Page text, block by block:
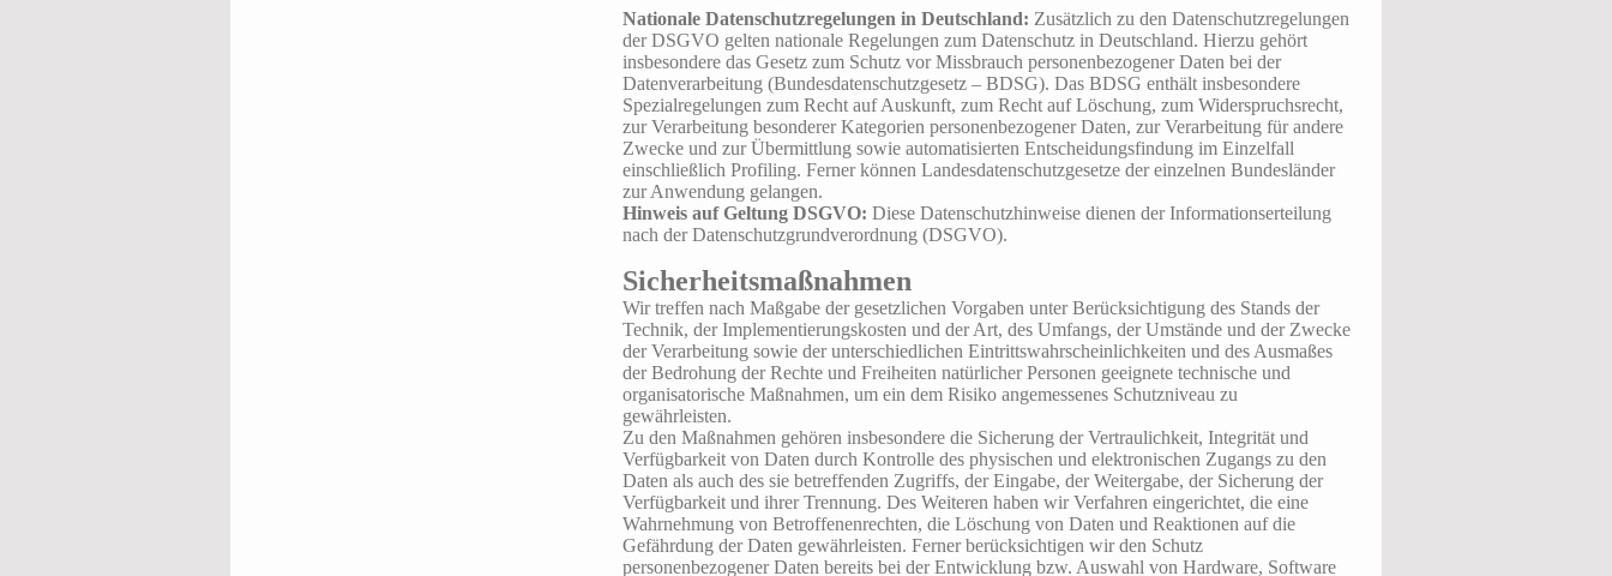
Nationale Datenschutzregelungen in Deutschland: Zusätzlich zu den Datenschutzregelungen
der DSGVO gelten nationale Regelungen zum Datenschutz in Deutschland. Hierzu gehört
insbesondere das Gesetz zum Schutz vor Missbrauch personenbezogener Daten bei der
Datenverarbeitung (Bundesdatenschutzgesetz – BDSG). Das BDSG enthält insbesondere
Spezialregelungen zum Recht auf Auskunft, zum Recht auf Löschung, zum Widerspruchsrecht,
zur Verarbeitung besonderer Kategorien personenbezogener Daten, zur Verarbeitung für andere
Zwecke und zur Übermittlung sowie automatisierten Entscheidungsfindung im Einzelfall
einschließlich Profiling. Ferner können Landesdatenschutzgesetze der einzelnen Bundesländer
zur Anwendung gelangen.
Hinweis auf Geltung DSGVO: Diese Datenschutzhinweise dienen der Informationserteilung
nach der Datenschutzgrundverordnung (DSGVO).
Sicherheitsmaßnahmen
Wir treffen nach Maßgabe der gesetzlichen Vorgaben unter Berücksichtigung des Stands der
Technik, der Implementierungskosten und der Art, des Umfangs, der Umstände und der Zwecke
der Verarbeitung sowie der unterschiedlichen Eintrittswahrscheinlichkeiten und des Ausmaßes
der Bedrohung der Rechte und Freiheiten natürlicher Personen geeignete technische und
organisatorische Maßnahmen, um ein dem Risiko angemessenes Schutzniveau zu
gewährleisten.
Zu den Maßnahmen gehören insbesondere die Sicherung der Vertraulichkeit, Integrität und
Verfügbarkeit von Daten durch Kontrolle des physischen und elektronischen Zugangs zu den
Daten als auch des sie betreffenden Zugriffs, der Eingabe, der Weitergabe, der Sicherung der
Verfügbarkeit und ihrer Trennung. Des Weiteren haben wir Verfahren eingerichtet, die eine
Wahrnehmung von Betroffenenrechten, die Löschung von Daten und Reaktionen auf die
Gefährdung der Daten gewährleisten. Ferner berücksichtigen wir den Schutz
personenbezogener Daten bereits bei der Entwicklung bzw. Auswahl von Hardware, Software